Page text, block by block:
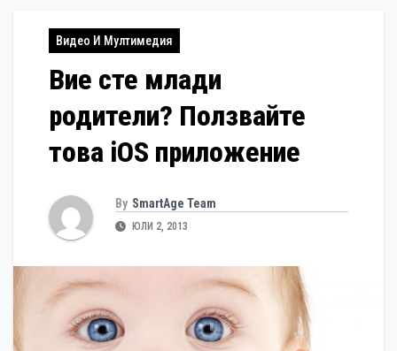
Видео И Мултимедия
Вие сте млади
родители? Ползвайте
това iOS приложение
By SmartAge Team
ЮЛИ 2, 2013